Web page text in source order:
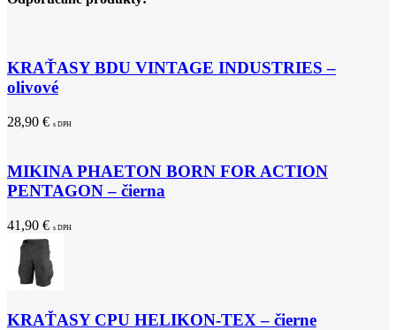
KRAŤASY BDU VINTAGE INDUSTRIES –
olivové
28,90 € s DPH
MIKINA PHAETON BORN FOR ACTION
PENTAGON – čierna
41,90 € s DPH
KRAŤASY CPU HELIKON-TEX – čierne